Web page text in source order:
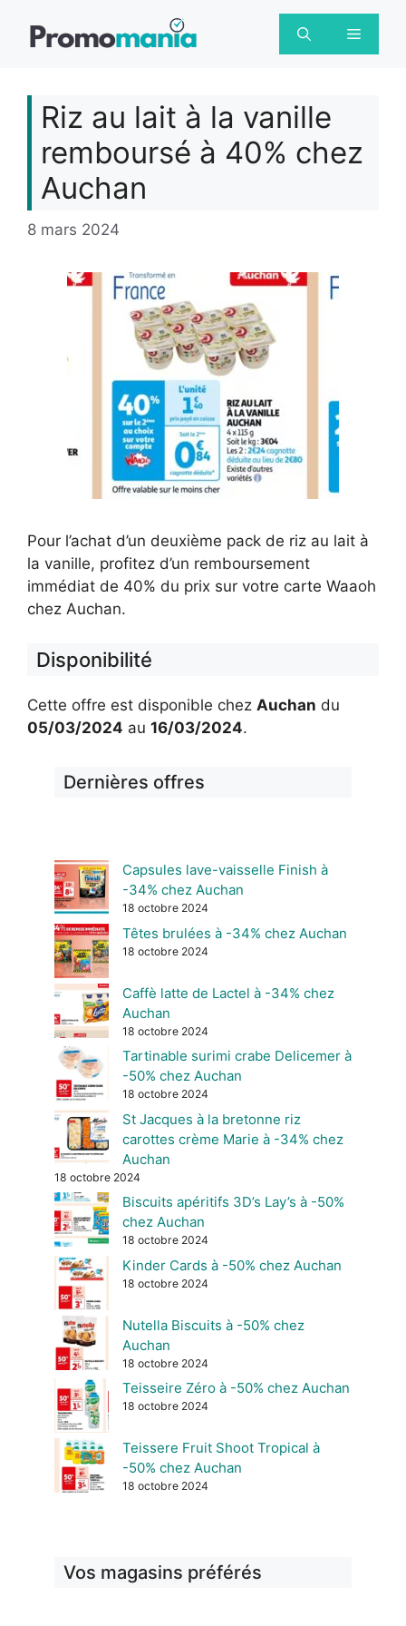
Menu
Riz au lait à la vanille
remboursé à 40% chez
Auchan
8 mars 2024
Pour l’achat d’un deuxième pack de riz au lait à
la vanille, profitez d’un remboursement
immédiat de 40% du prix sur votre carte Waaoh
chez Auchan.
Disponibilité
Cette offre est disponible chez Auchan du
05/03/2024 au 16/03/2024.
Dernières offres
Capsules lave-vaisselle Finish à
-34% chez Auchan
18 octobre 2024
Têtes brulées à -34% chez Auchan
18 octobre 2024
Caffè latte de Lactel à -34% chez
Auchan
18 octobre 2024
Tartinable surimi crabe Delicemer à
-50% chez Auchan
18 octobre 2024
St Jacques à la bretonne riz
carottes crème Marie à -34% chez
Auchan
18 octobre 2024
Biscuits apéritifs 3D’s Lay’s à -50%
chez Auchan
18 octobre 2024
Kinder Cards à -50% chez Auchan
18 octobre 2024
Nutella Biscuits à -50% chez
Auchan
18 octobre 2024
Teisseire Zéro à -50% chez Auchan
18 octobre 2024
Teissere Fruit Shoot Tropical à
-50% chez Auchan
18 octobre 2024
Vos magasins préférés